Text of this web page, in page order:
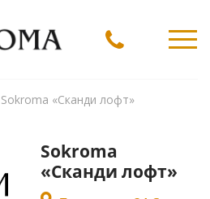
Sokroma «Сканди лофт»
Sokroma
«Сканди лофт»